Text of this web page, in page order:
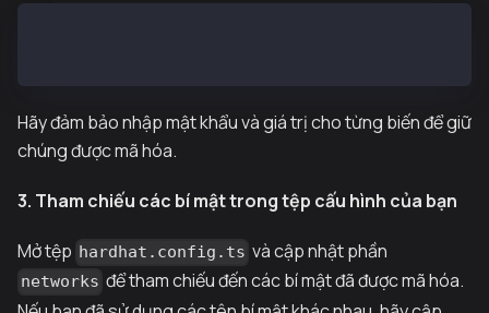
Hãy đảm bảo nhập mật khẩu và giá trị cho từng biến để giữ
chúng được mã hóa.
3. Tham chiếu các bí mật trong tệp cấu hình của bạn
Mở tệp hardhat.config.ts và cập nhật phần
networks để tham chiếu đến các bí mật đã được mã hóa.